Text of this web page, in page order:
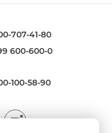
707-41-80
600-600-0
100-58-90